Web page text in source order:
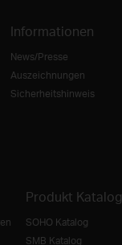
Informationen
News/Presse
Auszeichnungen
Sicherheitshinweis
Produkt Katalog
SOHO Katalog
SMB Katalog